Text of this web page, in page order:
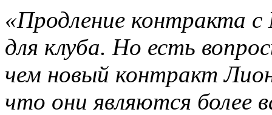
«Продление контракта
для клуба. Но есть
чем новый контракт
что они являются более